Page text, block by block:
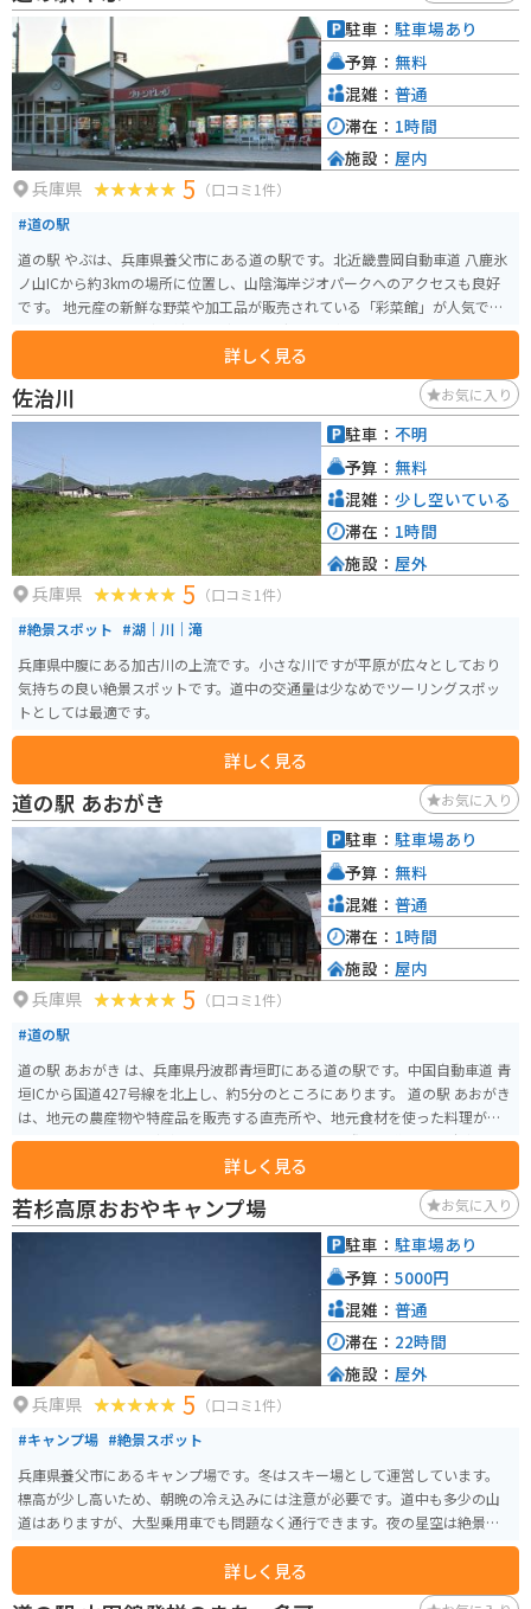
兵庫県 5 （口コミ1件）
#道の駅
道の駅 やぶは、兵庫県養父市にある道の駅です。北近畿豊岡自動車道 八鹿氷
ノ山ICから約3kmの場所に位置し、山陰海岸ジオパークへのアクセスも良好
です。 地元産の新鮮な野菜や加工品が販売されている「彩菜館」が人気で、
レストランでは但馬牛や猪肉などの地元グルメも楽しめます。お土産には、
名産の「やぶそば」や「朝採れ卵」がおすすめです。 ツーリングで訪れる場
合、道の駅 やぶは休憩場所として最適です。駐車場も広く、バイクラックも
完備されています。周辺には、氷ノ山や瀞川平など、自然豊かな観光スポット
も点在しており、ツーリングの拠点としてもおすすめです。
詳しく見る
駐車： 駐車場あり
予算： 無料
混雑： 普通
滞在： 1時間
施設： 屋内
佐治川 お気に入り
兵庫県 5 （口コミ1件）
#絶景スポット #湖｜川｜滝
兵庫県中腹にある加古川の上流です。小さな川ですが平原が広々としており
気持ちの良い絶景スポットです。道中の交通量は少なめでツーリングスポッ
トとしては最適です。
詳しく見る
駐車： 不明
予算： 無料
混雑： 少し空いている
滞在： 1時間
施設： 屋外
道の駅 あおがき お気に入り
兵庫県 5 （口コミ1件）
#道の駅
道の駅 あおがき は、兵庫県丹波郡青垣町にある道の駅です。中国自動車道 青
垣ICから国道427号線を北上し、約5分のところにあります。 道の駅 あおがき
は、地元の農産物や特産品を販売する直売所や、地元食材を使った料理が楽
しめるレストランなどがあります。 バイクで訪れる際は、道の駅の駐車場に
バイク専用の駐輪スペースがあります。また、道の駅 あおがき は、ツーリン
グの休憩場所としてもおすすめです。周辺には、青垣いきものふれあいの里
や、丹波竜化石工房など、観光スポットも充実しています。 道の駅 あおがき
で人気のおすすめ商品は、地元産の新鮮な野菜や果物です。特に、丹波栗や
詳しく見る
駐車： 駐車場あり
予算： 無料
混雑： 普通
滞在： 1時間
施設： 屋内
若杉高原おおやキャンプ場 お気に入り
兵庫県 5 （口コミ1件）
#キャンプ場 #絶景スポット
兵庫県養父市にあるキャンプ場です。冬はスキー場として運営しています。
標高が少し高いため、朝晩の冷え込みには注意が必要です。道中も多少の山
道はありますが、大型乗用車でも問題なく通行できます。夜の星空は絶景で
す。
詳しく見る
駐車： 駐車場あり
予算： 5000円
混雑： 普通
滞在： 22時間
施設： 屋外